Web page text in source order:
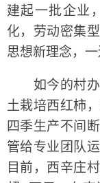
建起一批企业
化，劳动密集
思想新理念，
如今的村办
土栽培西红柿
四季生产不间
管给专业团队
目前，西辛庄